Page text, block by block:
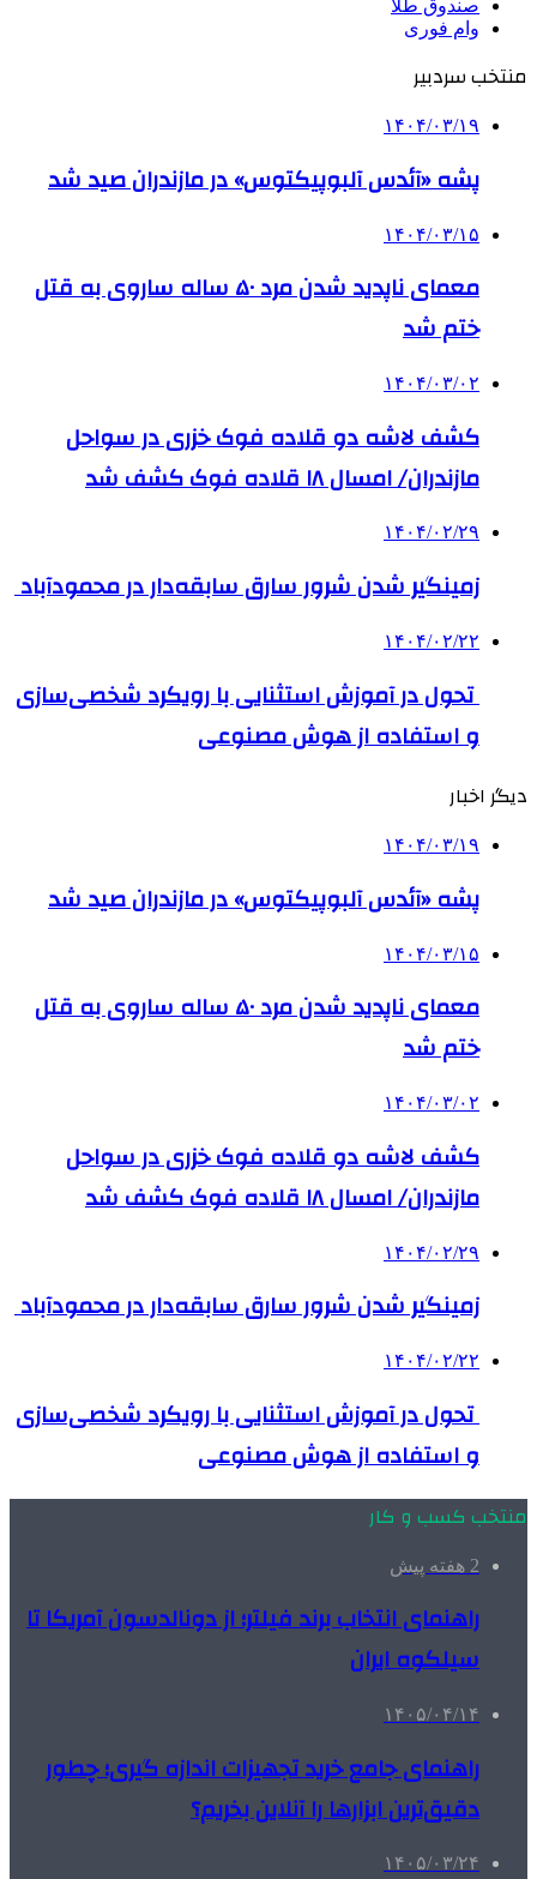
صندوق طلا
وام فوری
منتخب سردبیر
۱۴۰۴/۰۳/۱۹
پشه «آئدس آلبوپیکتوس» در مازندران صید شد
۱۴۰۴/۰۳/۱۵
معمای ناپدید شدن مرد ۵۰ ساله ساروی به قتل
ختم شد
۱۴۰۴/۰۳/۰۲
کشف لاشه دو قلاده فوک خزری در سواحل
مازندران/ امسال ۱۸ قلاده فوک کشف شد
۱۴۰۴/۰۲/۲۹
زمینگیر شدن شرور سارق سابقه‌دار در محمودآباد
۱۴۰۴/۰۲/۲۲
تحول در آموزش استثنایی با رویکرد شخصی‌سازی
و استفاده از هوش مصنوعی
دیگر اخبار
۱۴۰۴/۰۳/۱۹
پشه «آئدس آلبوپیکتوس» در مازندران صید شد
۱۴۰۴/۰۳/۱۵
معمای ناپدید شدن مرد ۵۰ ساله ساروی به قتل
ختم شد
۱۴۰۴/۰۳/۰۲
کشف لاشه دو قلاده فوک خزری در سواحل
مازندران/ امسال ۱۸ قلاده فوک کشف شد
۱۴۰۴/۰۲/۲۹
زمینگیر شدن شرور سارق سابقه‌دار در محمودآباد
۱۴۰۴/۰۲/۲۲
تحول در آموزش استثنایی با رویکرد شخصی‌سازی
و استفاده از هوش مصنوعی
منتخب کسب و کار
2 هفته پیش
راهنمای انتخاب برند فیلتر؛ از دونالدسون آمریکا تا
سیلکوه ایران
۱۴۰۵/۰۴/۱۴
راهنمای جامع خرید تجهیزات اندازه گیری؛ چطور
دقیق‌ترین ابزارها را آنلاین بخریم؟
۱۴۰۵/۰۳/۲۴